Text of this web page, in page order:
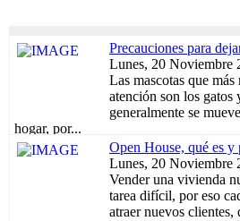
Precauciones para
Lunes, 20 Noviembre
Las mascotas que
atención son los gatos
generalmente se
hogar, por...
Open House, qué es y
Lunes, 20 Noviembre
Vender una vivienda
tarea difícil, por eso
atraer nuevos clientes,